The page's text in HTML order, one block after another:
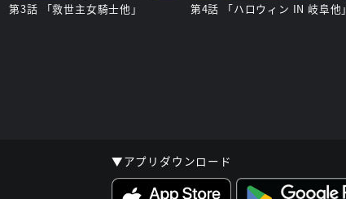
第3話 「救世主女騎士他」 第4話 「ハロウィン IN 岐阜他」
▼アプリダウンロード